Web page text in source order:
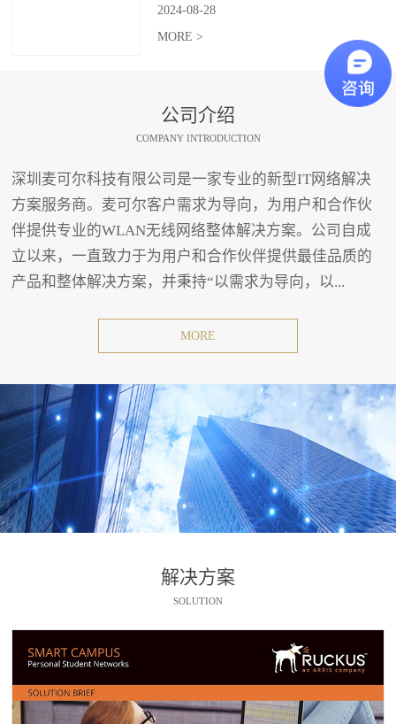
2024-08-28
MORE >
公司介绍
COMPANY INTRODUCTION
深圳麦可尔科技有限公司是一家专业的新型IT网络解决
方案服务商。麦可尔客户需求为导向，为用户和合作伙
伴提供专业的WLAN无线网络整体解决方案。公司自成
立以来，一直致力于为用户和合作伙伴提供最佳品质的
产品和整体解决方案，并秉持“以需求为导向，以...
MORE
解决方案
SOLUTION